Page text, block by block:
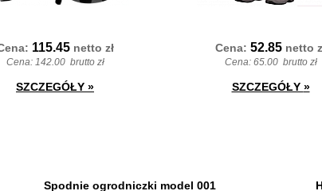
115.45 netto zł
Cena: 142.00 brutto zł
SZCZEGÓŁY »
Cena: 52.85 netto
Cena: 65.00 brutto zł
SZCZEGÓŁY »
Spodnie ogrodniczki model 001